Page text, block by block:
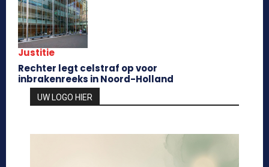
Justitie
Rechter legt celstraf op voor
inbrakenreeks in Noord-Holland
UW LOGO HIER